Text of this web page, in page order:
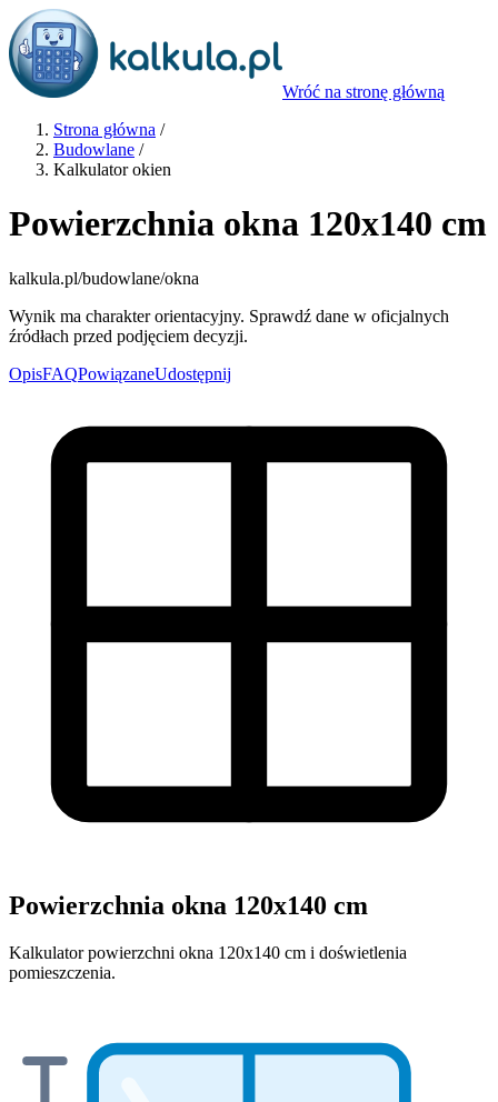
Wróć na stronę główną
Strona główna /
Budowlane /
Kalkulator okien
Powierzchnia okna 120x140 cm
kalkula.pl/budowlane/okna
Wynik ma charakter orientacyjny. Sprawdź dane w oficjalnych
źródłach przed podjęciem decyzji.
OpisFAQPowiązaneUdostępnij
Powierzchnia okna 120x140 cm
Kalkulator powierzchni okna 120x140 cm i doświetlenia
pomieszczenia.